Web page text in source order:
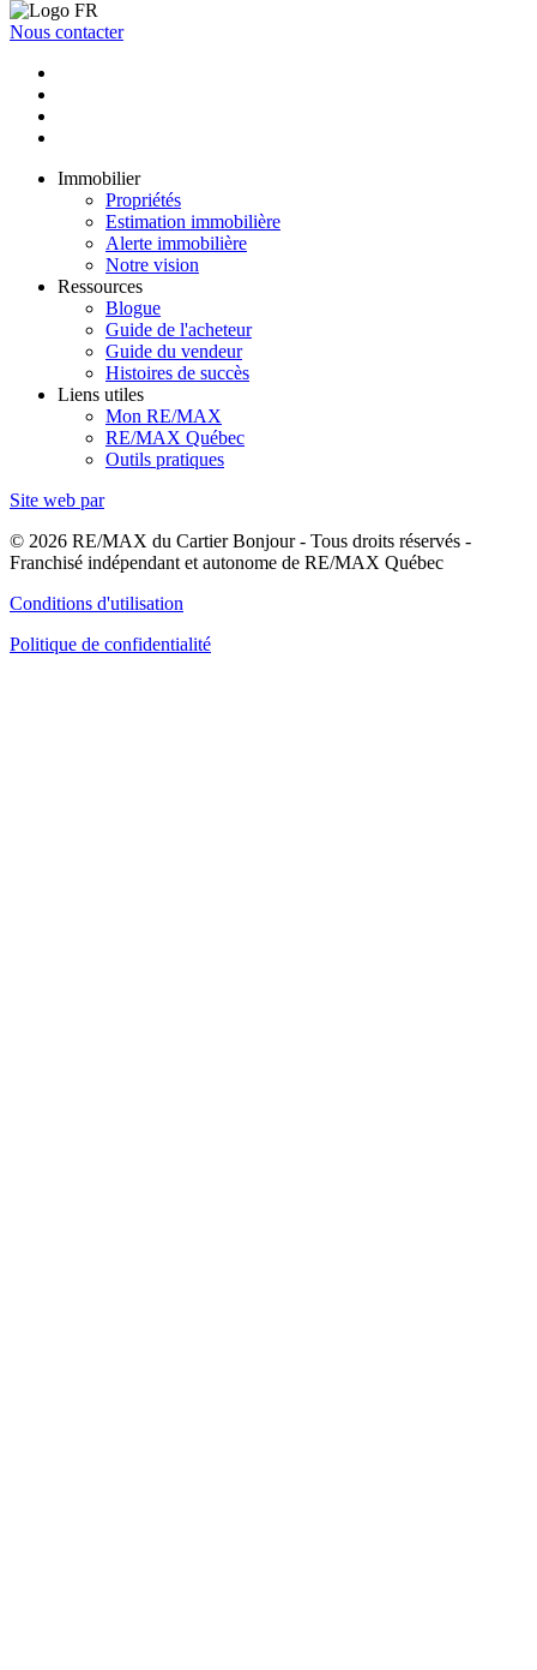
Nous contacter
Immobilier
Propriétés
Estimation immobilière
Alerte immobilière
Notre vision
Ressources
Blogue
Guide de l'acheteur
Guide du vendeur
Histoires de succès
Liens utiles
Mon RE/MAX
RE/MAX Québec
Outils pratiques
Site web par
© 2026 RE/MAX du Cartier Bonjour - Tous droits réservés -
Franchisé indépendant et autonome de RE/MAX Québec
Conditions d'utilisation
Politique de confidentialité